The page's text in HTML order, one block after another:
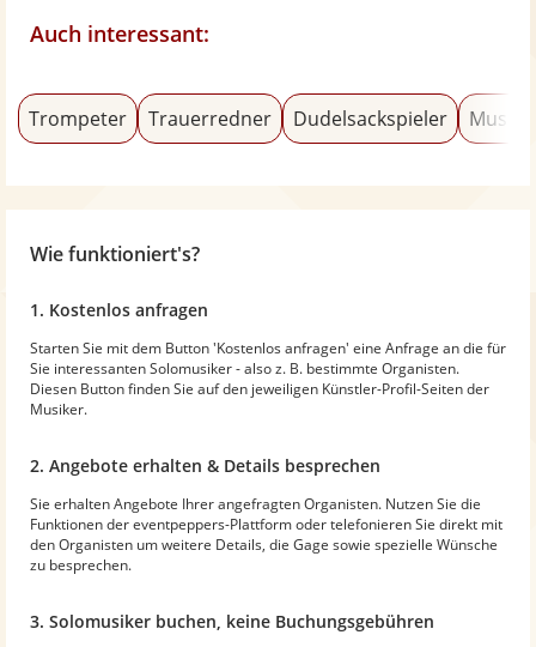
Auch interessant:
Trompeter Trauerredner Dudelsackspieler
Wie funktioniert's?
1. Kostenlos anfragen
Starten Sie mit dem Button 'Kostenlos anfragen' eine Anfrage an die für
Sie interessanten Solomusiker - also z. B. bestimmte Organisten.
Diesen Button finden Sie auf den jeweiligen Künstler-Profil-Seiten der
Musiker.
2. Angebote erhalten & Details besprechen
Sie erhalten Angebote Ihrer angefragten Organisten. Nutzen Sie die
Funktionen der eventpeppers-Plattform oder telefonieren Sie direkt mit
den Organisten um weitere Details, die Gage sowie spezielle Wünsche
zu besprechen.
3. Solomusiker buchen, keine Buchungsgebühren